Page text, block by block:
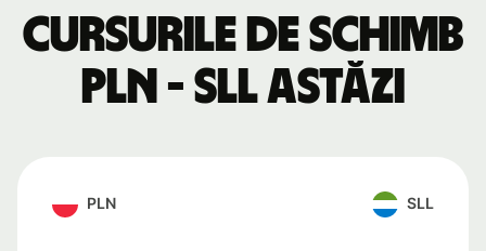
Cursurile de schimb
PLN - SLL astăzi
PLN SLL